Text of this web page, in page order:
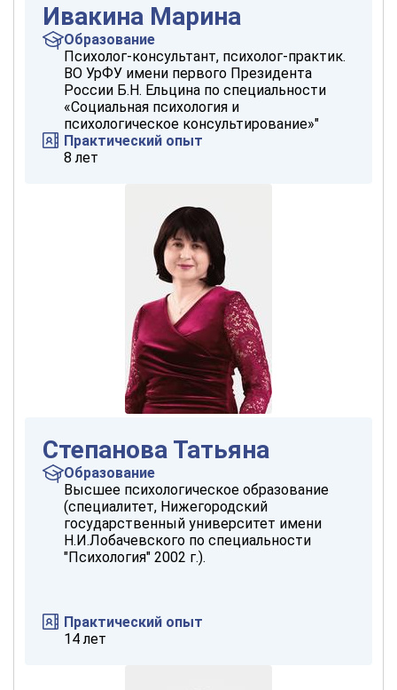
Ивакина Марина
Образование
Психолог-консультант, психолог-практик.
ВО УрФУ имени первого Президента
России Б.Н. Ельцина по специальности
«Социальная психология и
психологическое консультирование»"
Практический опыт
8 лет
Степанова Татьяна
Образование
Высшее психологическое образование
(специалитет, Нижегородский
государственный университет имени
Н.И.Лобачевского по специальности
"Психология" 2002 г.).
Практический опыт
14 лет